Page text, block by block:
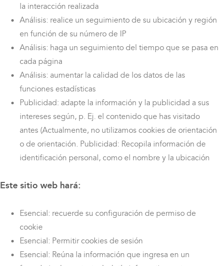
la interacción realizada
Análisis: realice un seguimiento de su ubicación y región
en función de su número de IP
Análisis: haga un seguimiento del tiempo que se pasa en
cada página
Análisis: aumentar la calidad de los datos de las
funciones estadísticas
Publicidad: adapte la información y la publicidad a sus
intereses según, p. Ej. el contenido que has visitado
antes (Actualmente, no utilizamos cookies de orientación
o de orientación. Publicidad: Recopila información de
identificación personal, como el nombre y la ubicación
Este sitio web hará:
Esencial: recuerde su configuración de permiso de
cookie
Esencial: Permitir cookies de sesión
Esencial: Reúna la información que ingresa en un